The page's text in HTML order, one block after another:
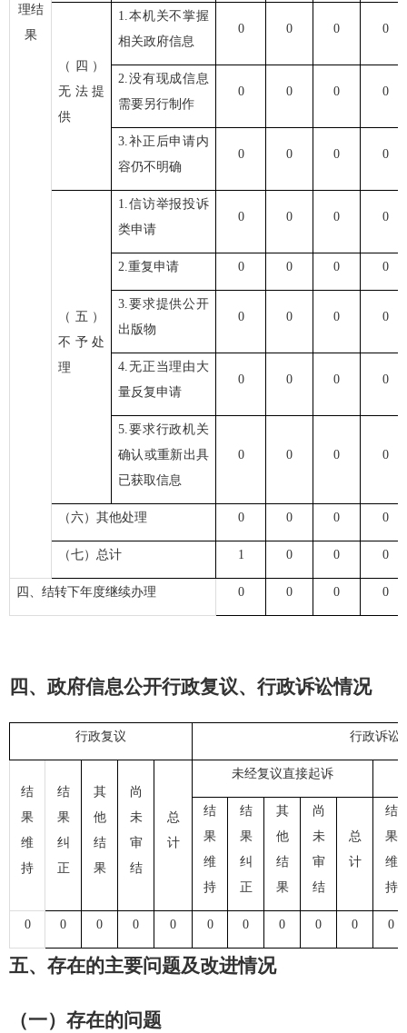
理结
果
（四）
无法提
供
1.本机关不掌握
相关政府信息
0 0 0 0
2.没有现成信息
需要另行制作
0 0 0 0
3.补正后申请内
容仍不明确
0 0 0 0
（五）
不予处
理
1.信访举报投诉
类申请
0 0 0 0
2.重复申请 0 0 0 0
3.要求提供公开
出版物
0 0 0 0
4.无正当理由大
量反复申请
0 0 0 0
5.要求行政机关
确认或重新出具
已获取信息
0 0 0 0
（六）其他处理 0 0 0 0
（七）总计 1 0 0 0
四、结转下年度继续办理 0 0 0 0
四、 政府信息公开行政复议、行政诉讼情况
行政复议 行政诉讼
结
果
维
持
结
果
纠
正
其
他
结
果
尚
未
审
结
总
计
未经复议直接起诉
结
果
维
持
结
果
纠
正
其
他
结
果
尚
未
审
结
总
计
结
果
维
持
0 0 0 0 0 0 0 0 0 0 0
五、 存在的主要问题及改进情况
（一）存在的问题